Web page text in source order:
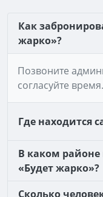
Как
жарко»?
Позвоните
согласуйте время.
Где находится
В каком районе
«Будет жарко»?
Сколько